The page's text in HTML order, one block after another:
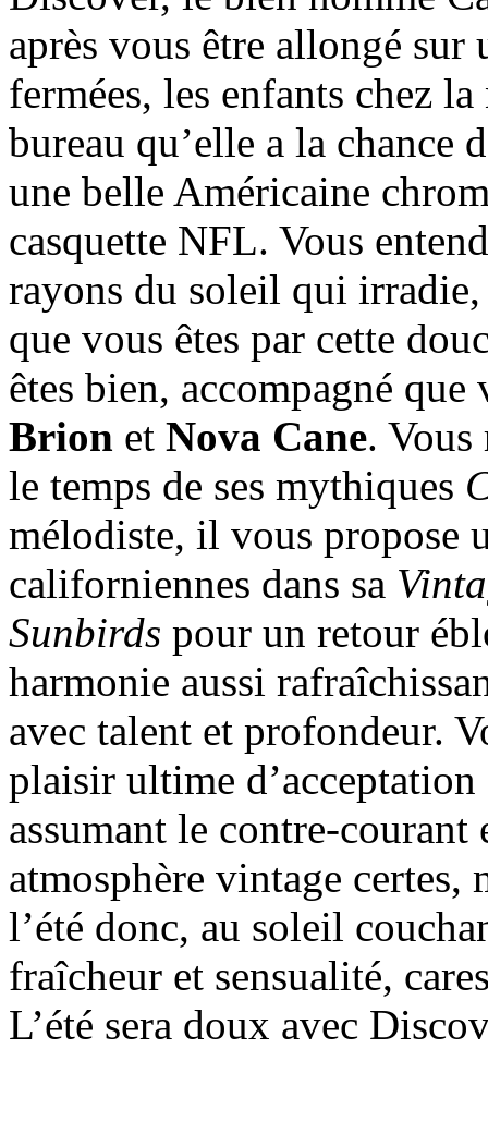
après vous être allongé sur
fermées, les enfants chez
bureau qu’elle a la chance
une belle Américaine
casquette NFL. Vous
rayons du soleil qui irradie,
que vous êtes par cette
êtes bien, accompagné
Brion et Nova Cane.
le temps de ses mythiques
mélodiste, il vous propose
californiennes dans sa
Sunbirds pour un retour
harmonie aussi
avec talent et profondeur.
plaisir ultime
assumant le contre-courant
atmosphère vintage certes,
l’été donc, au soleil
fraîcheur et sensualité,
L’été sera doux avec